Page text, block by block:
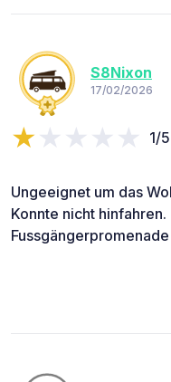
S8Nixon
17/02/2026
1/5
Ungeeignet um das
Konnte nicht